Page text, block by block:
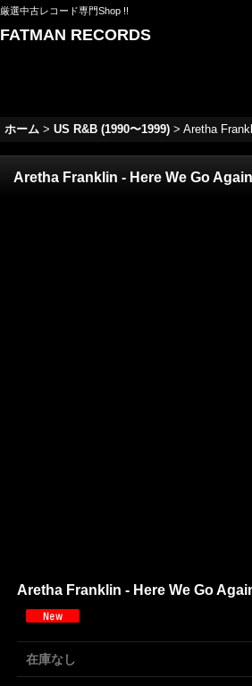
厳選中古レコード専門Shop !!
FATMAN RECORDS
ホーム > US R&B (1990〜1999) > Aretha
Aretha Franklin - Here We Go
Aretha Franklin - Here We Go
在庫なし